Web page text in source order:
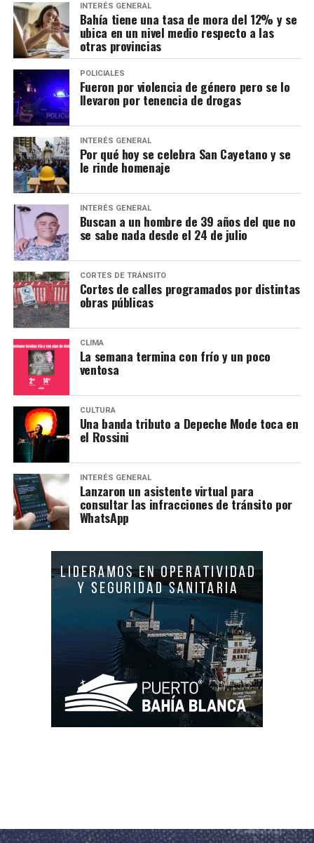
INTERÉS GENERAL
Bahía tiene una tasa de mora del 12% y se
ubica en un nivel medio respecto a las
otras provincias
POLICIALES
Fueron por violencia de género pero se lo
llevaron por tenencia de drogas
INTERÉS GENERAL
Por qué hoy se celebra San Cayetano y se
le rinde homenaje
INTERÉS GENERAL
Buscan a un hombre de 39 años del que no
se sabe nada desde el 24 de julio
CORTES DE TRÁNSITO
Cortes de calles programados por distintas
obras públicas
CLIMA
La semana termina con frío y un poco
ventosa
CULTURA
Una banda tributo a Depeche Mode toca en
el Rossini
INTERÉS GENERAL
Lanzaron un asistente virtual para
consultar las infracciones de tránsito por
WhatsApp